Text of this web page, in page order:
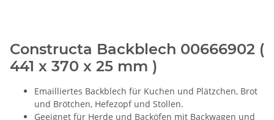
Constructa Backblech 00666902 (
441 x 370 x 25 mm )
Emailliertes Backblech für Kuchen und Plätzchen, Brot
und Brötchen, Hefezopf und Stollen.
Geeignet für Herde und Backöfen mit Backwagen und